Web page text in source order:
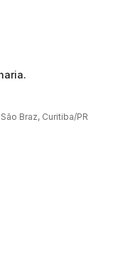
Braz, Curitiba/PR